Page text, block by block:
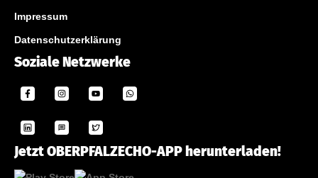
Impressum
Datenschutzerklärung
Soziale Netzwerke
Jetzt OBERPFALZECHO-APP herunterladen!